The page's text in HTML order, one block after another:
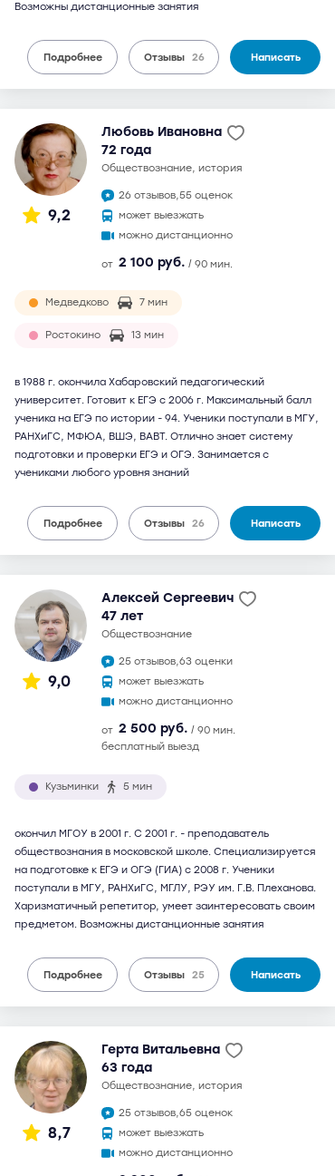
Возможны дистанционные занятия
Подробнее Отзывы 26 Написать
9,2
Любовь Ивановна
72 года
обществознание, история
26 отзывов,55 оценок
может выезжать
можно дистанционно
от 2 100 руб. / 90 мин.
Медведково 7 мин
Ростокино 13 мин
в 1988 г. окончила Хабаровский педагогический
университет. Готовит к ЕГЭ с 2006 г. Максимальный балл
ученика на ЕГЭ по истории - 94. Ученики поступали в МГУ,
РАНХиГС, МФЮА, ВШЭ, ВАВТ. Отлично знает систему
подготовки и проверки ЕГЭ и ОГЭ. Занимается с
учениками любого уровня знаний
Подробнее Отзывы 26 Написать
9,0
Алексей Сергеевич
47 лет
обществознание
25 отзывов,63 оценки
может выезжать
можно дистанционно
от 2 500 руб. / 90 мин.
бесплатный выезд
Кузьминки 5 мин
окончил МГОУ в 2001 г. С 2001 г. - преподаватель
обществознания в московской школе. Специализируется
на подготовке к ЕГЭ и ОГЭ (ГИА) с 2008 г. Ученики
поступали в МГУ, РАНХиГС, МГЛУ, РЭУ им. Г.В. Плеханова.
Харизматичный репетитор, умеет заинтересовать своим
предметом. Возможны дистанционные занятия
Подробнее Отзывы 25 Написать
8,7
Герта Витальевна
63 года
обществознание, история
25 отзывов,65 оценок
может выезжать
можно дистанционно